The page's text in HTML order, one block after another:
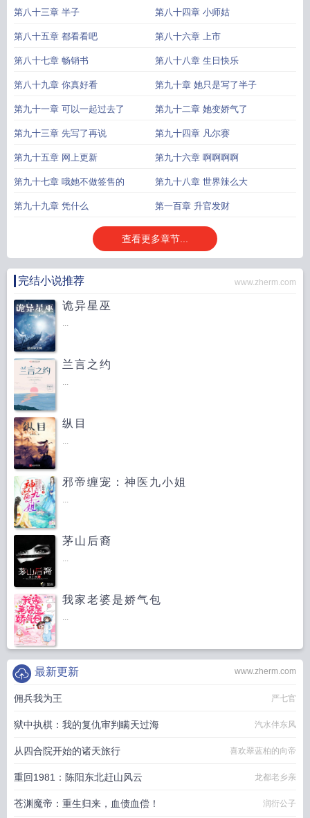
第八十三章 半子 第八十四章 小师姑
第八十五章 都看看吧 第八十六章 上市
第八十七章 畅销书 第八十八章 生日快乐
第八十九章 你真好看 第九十章 她只是写了半子
第九十一章 可以一起过去了 第九十二章 她变娇气了
第九十三章 先写了再说 第九十四章 凡尔赛
第九十五章 网上更新 第九十六章 啊啊啊啊
第九十七章 哦她不做签售的 第九十八章 世界辣么大
第九十九章 凭什么 第一百章 升官发财
查看更多章节...
完结小说推荐 www.zherm.com
诡异星巫
...
兰言之约
...
纵目
...
邪帝缠宠：神医九小姐
...
茅山后裔
...
我家老婆是娇气包
...
www.zherm.com
最新更新
佣兵我为王 严七官
狱中执棋：我的复仇审判瞒天过海 汽水伴东风
从四合院开始的诸天旅行 喜欢翠蓝柏的向帝
重回1981：陈阳东北赶山风云 龙都老乡亲
苍渊魔帝：重生归来，血债血偿！ 润衍公子